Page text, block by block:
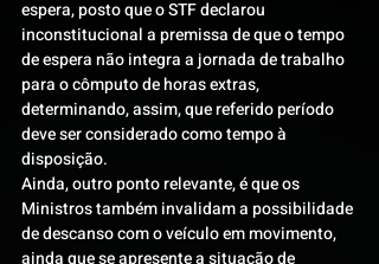
espera, posto que o STF declarou
inconstitucional a premissa de que o tempo
de espera não integra a jornada de trabalho
para o cômputo de horas extras,
determinando, assim, que referido período
deve ser considerado como tempo à
disposição.
Ainda, outro ponto relevante, é que os
Ministros também invalidam a possibilidade
de descanso com o veículo em movimento,
ainda que se apresente a situação de